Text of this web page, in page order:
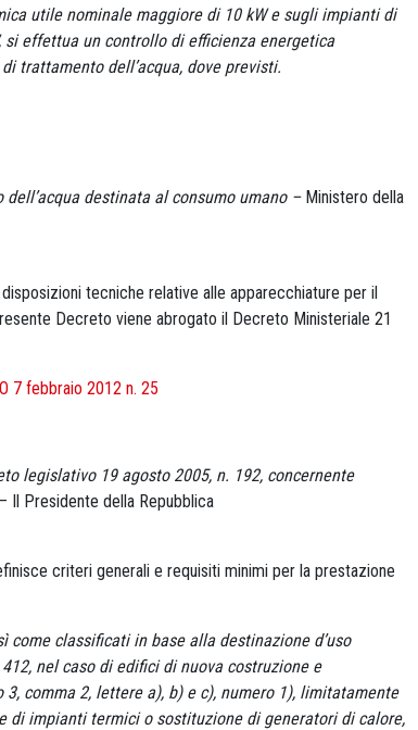
utile nominale maggiore di 10 kW e sugli impianti di
si effettua un controllo diefficienza energetica
trattamento dell’acqua, dove previsti.
destinata al consumo umano – Ministero della
tecniche relative alle apparecchiature per il
Decreto viene abrogato il Decreto Ministeriale 21
7 febbraio 2012 n. 25
legislativo 19 agosto 2005, n. 192, concernente
– Il Presidente della Repubblica
criteri generali e requisiti minimi per la prestazione
classificati in base alla destinazione d’uso
nel caso di edifici di nuova costruzione e
comma 2, lettere a), b) e c), numero 1), limitatamente
impianti termici o sostituzione di generatori di calore,